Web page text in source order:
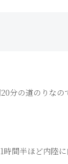
分の道のりなの
間半ほど内陸